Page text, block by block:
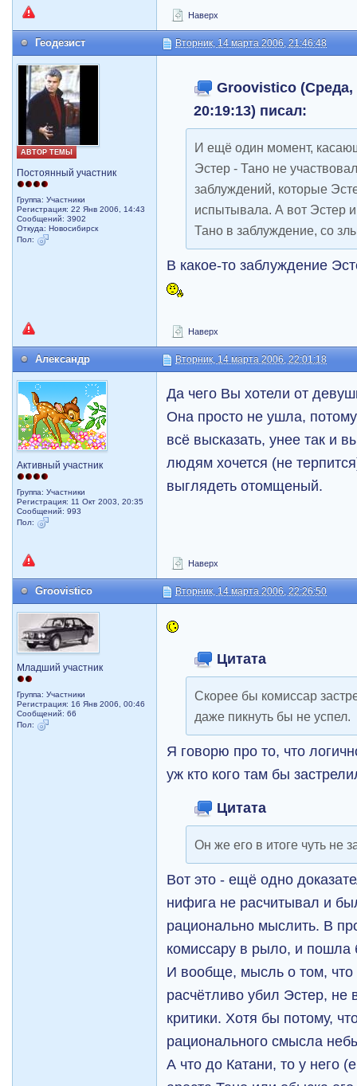
Наверх
Геодезист Вторник, 14 марта 2006, 21:46:48
АВТОР ТЕМЫ
Постоянный участник
Группа: Участники
Регистрация: 22 Янв 2006, 14:43
Сообщений: 3902
Откуда: Новосибирск
Пол:
Groovistico (Среда,
20:19:13) писал:
И ещё один момент,
Эстер - Тано не
заблуждений, которые
испытывала. А вот Эстер
Тано в заблуждение, со
В какое-то заблуждение
Наверх
Александр Вторник, 14 марта 2006, 22:01:18
Активный участник
Группа: Участники
Регистрация: 11 Окт 2003, 20:35
Сообщений: 993
Пол:
Да чего Вы хотели от
Она просто не ушла,
всё высказать, унее так и
людям хочется (не
выглядеть отомщеный.
Наверх
Groovistico Вторник, 14 марта 2006, 22:26:50
Младший участник
Группа: Участники
Регистрация: 16 Янв 2006, 00:46
Сообщений: 66
Пол:
Цитата
Скорее бы комиссар
даже пикнуть бы не успел.
Я говорю про то, что
уж кто кого там бы
Цитата
Он же его в итоге чуть не
Вот это - ещё одно
нифига не расчитывал и
рационально мыслить. В
комиссару в рыло, и
И вообще, мысль о том, что
расчётливо убил Эстер, не
критики. Хотя бы потому,
рационального смысла
А что до Катани, то у него